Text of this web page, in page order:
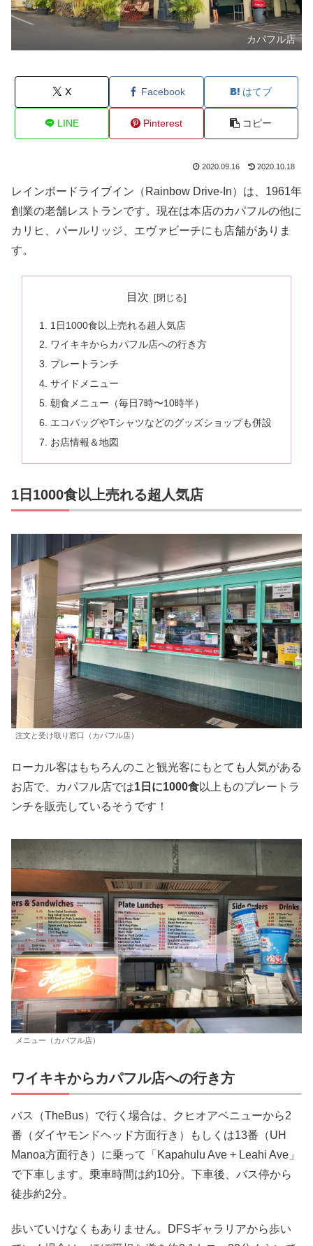
カパフル店
X Facebook はてブ
LINE Pinterest コピー
2020.09.16 2020.10.18
レインボードライブイン（Rainbow Drive-In）は、1961年
創業の老舗レストランです。現在は本店のカパフルの他に
カリヒ、パールリッジ、エヴァビーチにも店舗がありま
す。
目次
1日1000食以上売れる超人気店
ワイキキからカパフル店への行き方
プレートランチ
サイドメニュー
朝食メニュー（毎日7時〜10時半）
エコバッグやTシャツなどのグッズショップも併設
お店情報＆地図
1日1000食以上売れる超人気店
注文と受け取り窓口（カパフル店）
ローカル客はもちろんのこと観光客にもとても人気がある
お店で、カパフル店では1日に1000食以上ものプレートラ
ンチを販売しているそうです！
メニュー（カパフル店）
ワイキキからカパフル店への行き方
バス（TheBus）で行く場合は、クヒオアベニューから2
番（ダイヤモンドヘッド方面行き）もしくは13番（UH
Manoa方面行き）に乗って「Kapahulu Ave + Leahi Ave」
で下車します。乗車時間は約10分。下車後、バス停から
徒歩約2分。
歩いていけなくもありません。DFSギャラリアから歩い